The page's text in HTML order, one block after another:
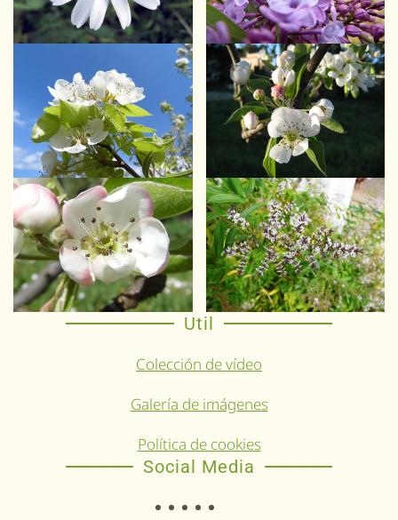
Util
Colección de vídeo
Galería de imágenes
Política de cookies
Social Media